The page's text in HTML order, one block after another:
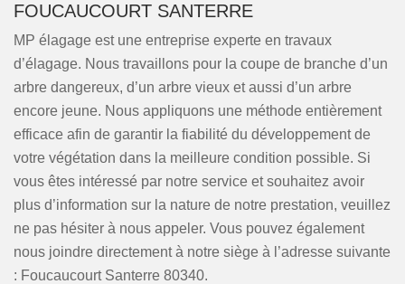
FOUCAUCOURT SANTERRE
MP élagage est une entreprise experte en travaux
d’élagage. Nous travaillons pour la coupe de branche d’un
arbre dangereux, d’un arbre vieux et aussi d’un arbre
encore jeune. Nous appliquons une méthode entièrement
efficace afin de garantir la fiabilité du développement de
votre végétation dans la meilleure condition possible. Si
vous êtes intéressé par notre service et souhaitez avoir
plus d’information sur la nature de notre prestation, veuillez
ne pas hésiter à nous appeler. Vous pouvez également
nous joindre directement à notre siège à l’adresse suivante
: Foucaucourt Santerre 80340.